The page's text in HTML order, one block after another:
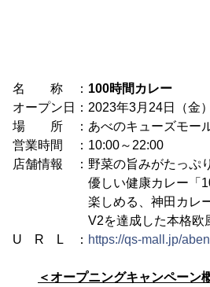
名 称 ： 100時間カレー
オープン日：2023年3月24日（金）
場 所 ：あべのキューズモール3
営業時間 ：10:00～22:00
店舗情報 ：野菜の旨みがたっぷ
優しい健康カレー「100
楽しめる、神田カレーグ
V2を達成した本格欧風カ
U R L ： https://qs-mall.jp/
＜オープニングキャンペーン